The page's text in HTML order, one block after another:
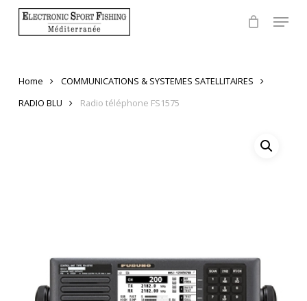
Menu
Home
COMMUNICATIONS & SYSTEMES SATELLITAIRES
RADIO BLU
Radio téléphone FS1575